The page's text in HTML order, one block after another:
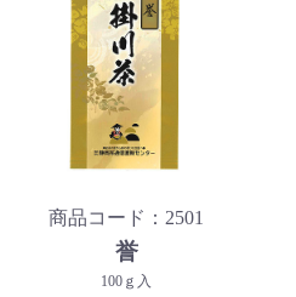
商品コード：2501
誉
100ｇ入